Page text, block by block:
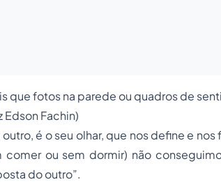
que fotos na parede ou quadros de
Edson Fachin)
outro, é o seu olhar, que nos define e
comer ou sem dormir) não
do outro”.